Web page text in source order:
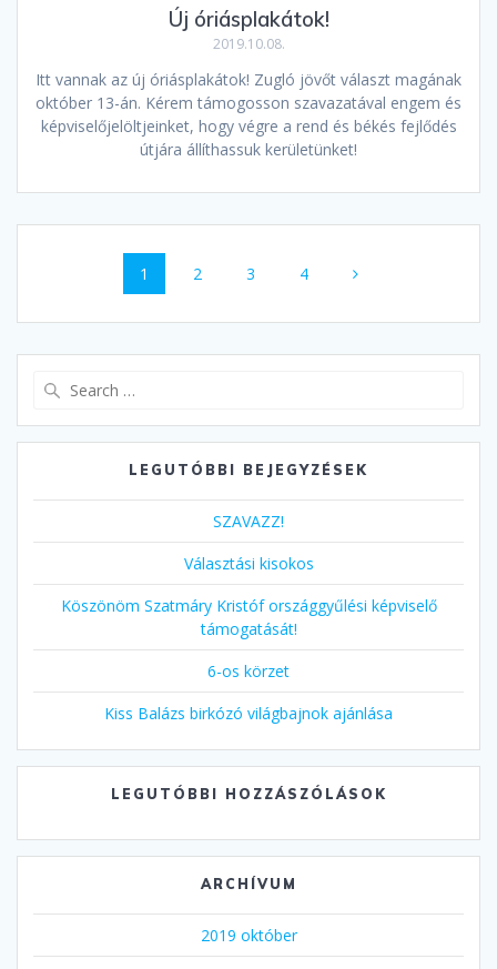
Új óriásplakátok!
2019.10.08.
Itt vannak az új óriásplakátok! Zugló jövőt választ magának
október 13-án. Kérem támogosson szavazatával engem és
képviselőjelöltjeinket, hogy végre a rend és békés fejlődés
útjára állíthassuk kerületünket!
navigation
Page
1 Page
2 Page
3 Page
4
LEGUTÓBBI BEJEGYZÉSEK
SZAVAZZ!
Választási kisokos
Köszönöm Szatmáry Kristóf országgyűlési képviselő
támogatását!
6-os körzet
Kiss Balázs birkózó világbajnok ajánlása
LEGUTÓBBI HOZZÁSZÓLÁSOK
ARCHÍVUM
2019 október